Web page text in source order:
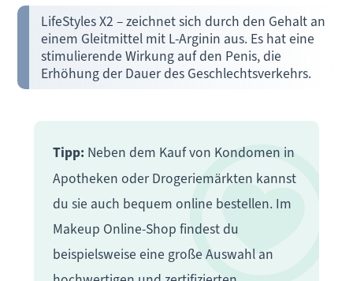
LifeStyles X2 – zeichnet sich durch den Gehalt an
einem Gleitmittel mit L-Arginin aus. Es hat eine
stimulierende Wirkung auf den Penis, die
Erhöhung der Dauer des Geschlechtsverkehrs.
Tipp: Neben dem Kauf von Kondomen in
Apotheken oder Drogeriemärkten kannst
du sie auch bequem online bestellen. Im
Makeup Online-Shop findest du
beispielsweise eine große Auswahl an